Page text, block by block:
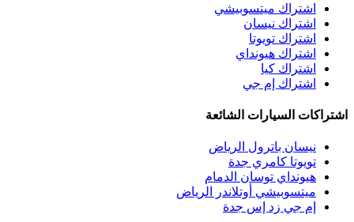
اشتراك ميتسوبيشي
اشتراك نيسان
اشتراك تويوتا
اشتراك هيونداي
اشتراك كيا
اشتراك إم جي
اشتراكات السيارات الشائعة
نيسان باترول الرياض
تويوتا كامري جدة
هيونداي توسان الدمام
ميتسوبيشي أوتلاندر الرياض
إم جي زد إس جدة